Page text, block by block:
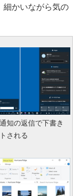
細かいながら気の
知の返信で下書き
される